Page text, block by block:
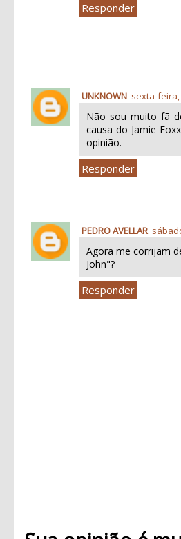
Responder
UNKNOWN sexta-feira,
Não sou muito fã
causa do Jamie
opinião.
Responder
PEDRO AVELLAR
Agora me corrijam
John"?
Responder